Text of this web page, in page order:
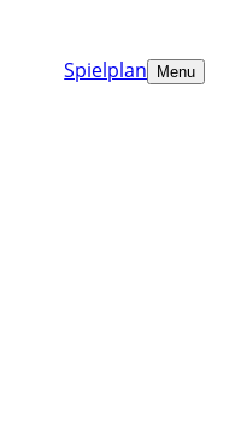
Spielplan Menu